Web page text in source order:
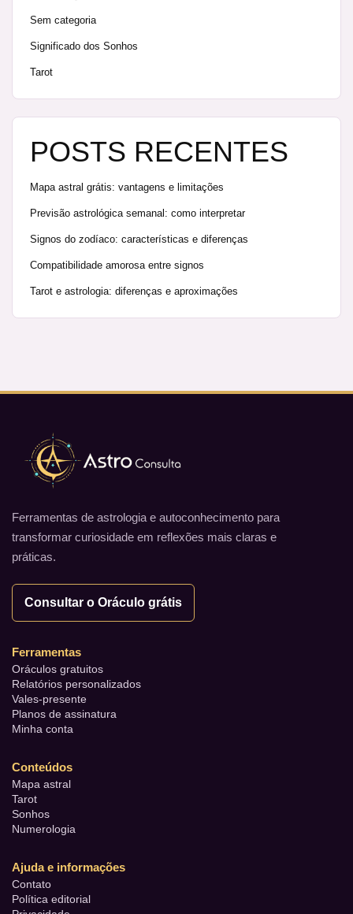
Sem categoria
Significado dos Sonhos
Tarot
POSTS RECENTES
Mapa astral grátis: vantagens e limitações
Previsão astrológica semanal: como interpretar
Signos do zodíaco: características e diferenças
Compatibilidade amorosa entre signos
Tarot e astrologia: diferenças e aproximações
Ferramentas de astrologia e autoconhecimento para
transformar curiosidade em reflexões mais claras e
práticas.
Consultar o Oráculo grátis
Ferramentas
Oráculos gratuitos
Relatórios personalizados
Vales-presente
Planos de assinatura
Minha conta
Conteúdos
Mapa astral
Tarot
Sonhos
Numerologia
Ajuda e informações
Contato
Política editorial